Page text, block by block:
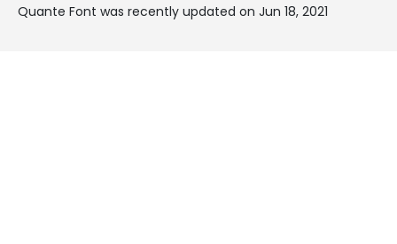
Quante Font was recently updated on Jun 18, 2021